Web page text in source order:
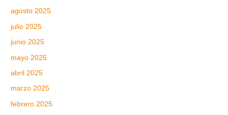
agosto 2025
julio 2025
junio 2025
mayo 2025
abril 2025
marzo 2025
febrero 2025